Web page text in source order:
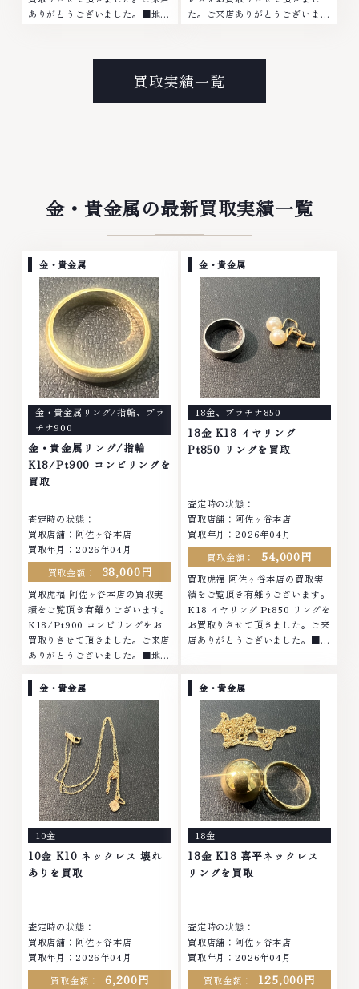
ありがとうございました。■地域
類 お酒買取りのことなら、お任
せくださいなかでも金・プラチナ
等のアクセサリー・貴金属・宝
石・ダイヤモンド・ジュエリーや
他店ではお値段の付かなかったお
さい。TEL: 0120-959-764営
業時間: 10:00～19:00定休日: 年
中無休
た。ご来店ありがとうございまし
ブランド衣類 お酒買取りのこと
なら、お任せくださいなかでも
金・プラチナ等のアクセサリー・
貴金属・宝石・ダイヤモンド・ジ
実現しており、他店ではお値段の
軽にご連絡ください。TEL:
0120-959-764営業時間: 10:00
～19:00定休日: 年中無休
買取実績一覧
金・貴金属の最新買取実績一覧
金・貴金属
金・貴金属リング/指輪、 プラ
チナ900
金・貴金属リング/指輪
K18/Pt900 コンビリングを
買取
査定時の状態：
買取店舗：阿佐ヶ谷本店
買取年月：2026年04月
買取金額：
38,000円
買取虎福 阿佐ヶ谷本店の買取実
績をご覧頂き有難うございます。
K18/Pt900 コンビリングをお
買取りさせて頂きました。ご来店
ありがとうございました。■地域
ヤモンド ブランド品 ブランド衣
類 お酒買取りのことなら、お任
せくださいなかでも金・プラチナ
等のアクセサリー・貴金属・宝
石・ダイヤモンド・ジュエリーや
ブランド品・時計等は特に自信を
持って、高額査定を実現しており
ます。 古くて使わなくなってし
まったアクセサリー、動かなくな
ってしまった腕時計、多くのお品
物の高価買取りを実現しており、
他店ではお値段の付かなかったお
品物でも、一点一点丁寧に無料で
中無休
金・貴金属
18金、 プラチナ850
18金 K18 イヤリング
Pt850 リングを買取
査定時の状態：
買取店舗：阿佐ヶ谷本店
買取年月：2026年04月
買取金額：
54,000円
買取虎福 阿佐ヶ谷本店の買取実
績をご覧頂き有難うございます。
K18 イヤリング Pt850 リングを
お買取りさせて頂きました。ご来
店ありがとうございました。■地
衣類 お酒買取りのことなら、お
任せくださいなかでも金・プラチ
ナ等のアクセサリー・貴金属・宝
石・ダイヤモンド・ジュエリーや
ブランド品・時計等は特に自信を
持って、高額査定を実現しており
ます。 古くて使わなくなってし
まったアクセサリー、動かなくな
ってしまった腕時計、多くのお品
物の高価買取りを実現しており、
他店ではお値段の付かなかったお
品物でも、一点一点丁寧に無料で
査定します。お気軽にご連絡くだ
金・貴金属
10金
10金 K10 ネックレス 壊れ
ありを買取
査定時の状態：
買取店舗：阿佐ヶ谷本店
買取年月：2026年04月
買取金額：
6,200円
金・貴金属
18金
18金 K18 喜平ネックレス
リングを買取
査定時の状態：
買取店舗：阿佐ヶ谷本店
買取年月：2026年04月
買取金額：
125,000円